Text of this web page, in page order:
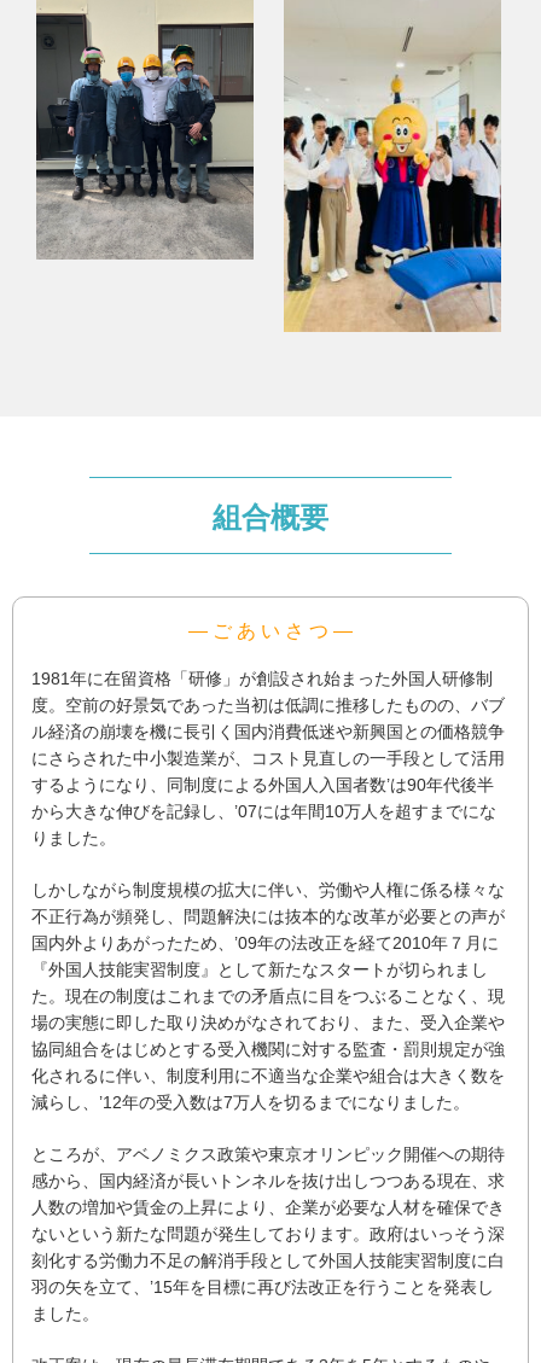
組合概要
― ご あ い さ つ ―
1981年に在留資格「研修」が創設され始まった外国人研修制
度。空前の好景気であった当初は低調に推移したものの、バブ
ル経済の崩壊を機に長引く国内消費低迷や新興国との価格競争
にさらされた中小製造業が、コスト見直しの一手段として活用
するようになり、同制度による外国人入国者数’は90年代後半
から大きな伸びを記録し、’07には年間10万人を超すまでにな
りました。
しかしながら制度規模の拡大に伴い、労働や人権に係る様々な
不正行為が頻発し、問題解決には抜本的な改革が必要との声が
国内外よりあがったため、’09年の法改正を経て2010年７月に
『外国人技能実習制度』として新たなスタートが切られまし
た。現在の制度はこれまでの矛盾点に目をつぶることなく、現
場の実態に即した取り決めがなされており、また、受入企業や
協同組合をはじめとする受入機関に対する監査・罰則規定が強
化されるに伴い、制度利用に不適当な企業や組合は大きく数を
減らし、’12年の受入数は7万人を切るまでになりました。
ところが、アベノミクス政策や東京オリンピック開催への期待
感から、国内経済が長いトンネルを抜け出しつつある現在、求
人数の増加や賃金の上昇により、企業が必要な人材を確保でき
ないという新たな問題が発生しております。政府はいっそう深
刻化する労働力不足の解消手段として外国人技能実習制度に白
羽の矢を立て、’15年を目標に再び法改正を行うことを発表し
ました。